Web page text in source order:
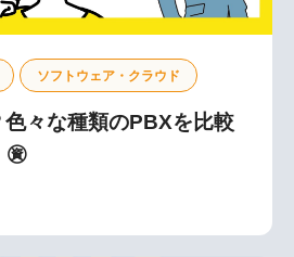
ソフトウェア・クラウド
々な種類のPBXを比較
㊮